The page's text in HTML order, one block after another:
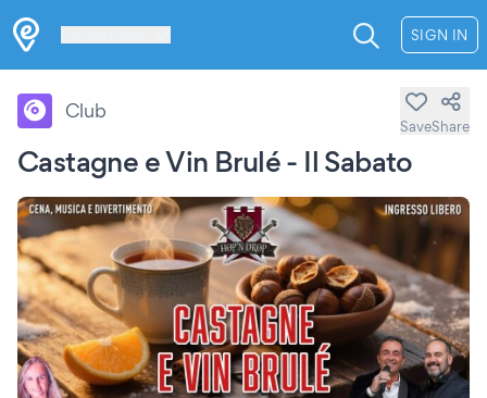
SIGN IN
Castagne e Vin Brulé - Il Sabato
Club
SaveShare